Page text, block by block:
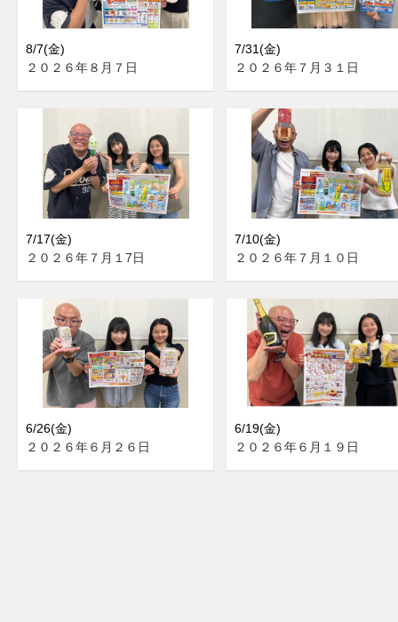
8/7(金)
２０２６年８月７日
7/31(金)
２０２６年７月３１日
7/17(金)
２０２６年７月１7日
7/10(金)
２０２６年７月１０日
6/26(金)
２０２６年６月２６日
6/19(金)
２０２６年６月１９日